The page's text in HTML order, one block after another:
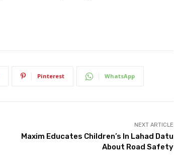
Pinterest WhatsApp
NEXT ARTICLE
Maxim Educates Children’s In Lahad Datu
About Road Safety